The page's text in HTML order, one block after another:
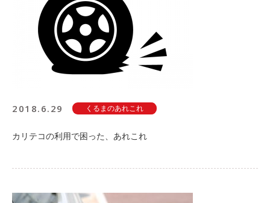
2018.6.29 くるまのあれこれ
カリテコの利用で困った、あれこれ